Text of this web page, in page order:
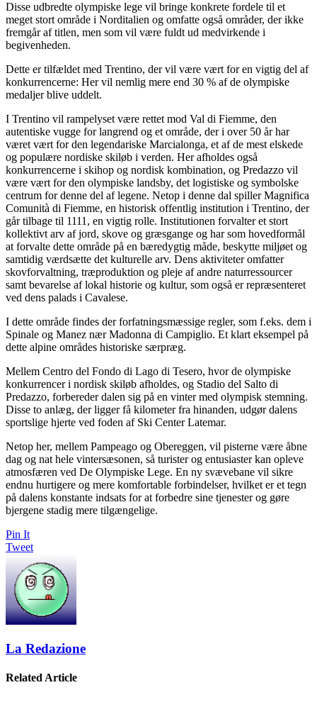
Disse udbredte olympiske lege vil bringe konkrete fordele til et
meget stort område i Norditalien og omfatte også områder, der ikke
fremgår af titlen, men som vil være fuldt ud medvirkende i
begivenheden.
Dette er tilfældet med Trentino, der vil være vært for en vigtig del af
konkurrencerne: Her vil nemlig mere end 30 % af de olympiske
medaljer blive uddelt.
I Trentino vil rampelyset være rettet mod Val di Fiemme, den
autentiske vugge for langrend og et område, der i over 50 år har
været vært for den legendariske Marcialonga, et af de mest elskede
og populære nordiske skiløb i verden. Her afholdes også
konkurrencerne i skihop og nordisk kombination, og Predazzo vil
være vært for den olympiske landsby, det logistiske og symbolske
centrum for denne del af legene. Netop i denne dal spiller Magnifica
Comunità di Fiemme, en historisk offentlig institution i Trentino, der
går tilbage til 1111, en vigtig rolle. Institutionen forvalter et stort
kollektivt arv af jord, skove og græsgange og har som hovedformål
at forvalte dette område på en bæredygtig måde, beskytte miljøet og
samtidig værdsætte det kulturelle arv. Dens aktiviteter omfatter
skovforvaltning, træproduktion og pleje af andre naturressourcer
samt bevarelse af lokal historie og kultur, som også er repræsenteret
ved dens palads i Cavalese.
I dette område findes der forfatningsmæssige regler, som f.eks. dem i
Spinale og Manez nær Madonna di Campiglio. Et klart eksempel på
dette alpine områdes historiske særpræg.
Mellem Centro del Fondo di Lago di Tesero, hvor de olympiske
konkurrencer i nordisk skiløb afholdes, og Stadio del Salto di
Predazzo, forbereder dalen sig på en vinter med olympisk stemning.
Disse to anlæg, der ligger få kilometer fra hinanden, udgør dalens
sportslige hjerte ved foden af Ski Center Latemar.
Netop her, mellem Pampeago og Obereggen, vil pisterne være åbne
dag og nat hele vintersæsonen, så turister og entusiaster kan opleve
atmosfæren ved De Olympiske Lege. En ny svævebane vil sikre
endnu hurtigere og mere komfortable forbindelser, hvilket er et tegn
på dalens konstante indsats for at forbedre sine tjenester og gøre
bjergene stadig mere tilgængelige.
Pin It
Tweet
La Redazione
Related Article